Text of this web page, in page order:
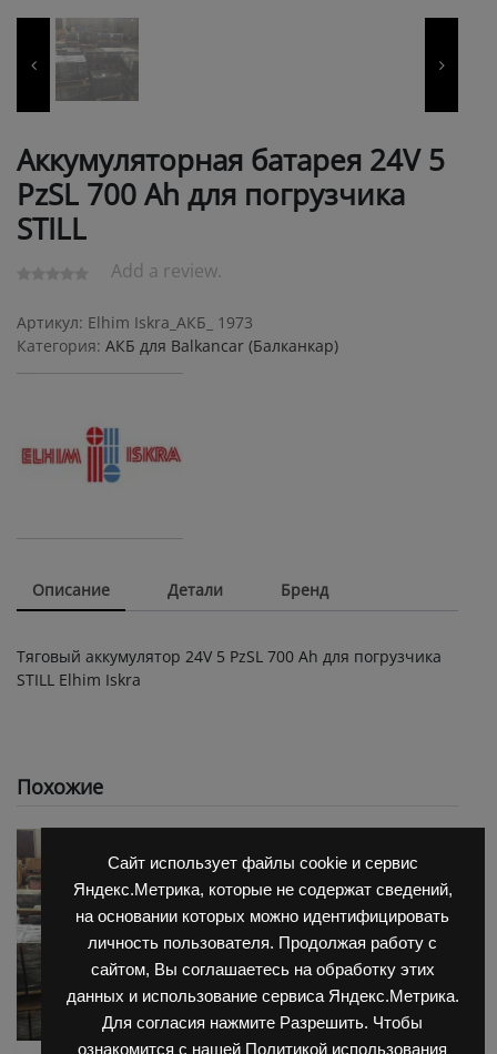
Сайт использует файлы cookie и сервис
Яндекс.Метрика, которые не содержат сведений,
на основании которых можно идентифицировать
личность пользователя. Продолжая работу с
сайтом, Вы соглашаетесь на обработку этих
данных и использование сервиса Яндекс.Метрика.
Для согласия нажмите Разрешить. Чтобы
ознакомится с нашей Политикой использования
Аккумуляторная батарея 24V 5
PzSL 700 Ah для погрузчика
STILL
Add a review.
Артикул: Elhim Iskra_АКБ_ 1973
Категория: АКБ для Balkanсar (Балканкар)
Описание Детали Бренд
Тяговый аккумулятор 24V 5 PzSL 700 Ah для погрузчика
STILL Elhim Iskra
Похожие